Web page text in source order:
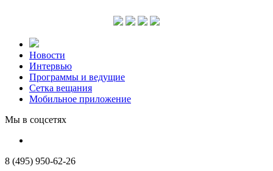
Новости
Интервью
Программы и ведущие
Сетка вещания
Мобильное приложение
Мы в соцсетях
8 (495) 950-62-26